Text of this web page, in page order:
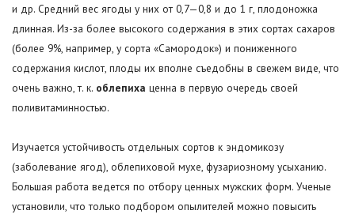
и др. Средний вес ягоды у них от 0,7—0,8 и до 1 г, плодоножка
длинная. Из-за более высокого содержания в этих сортах сахаров
(более 9%, например, у сорта «Самородок») и пониженного
содержания кислот, плоды их вполне съедобны в свежем виде, что
очень важно, т. к. облепиха ценна в первую очередь своей
поливитаминностью.
Изучается устойчивость отдельных сортов к эндомикозу
(заболевание ягод), облепиховой мухе, фузариозному усыханию.
Большая работа ведется по отбору ценных мужских форм. Ученые
установили, что только подбором опылителей можно повысить